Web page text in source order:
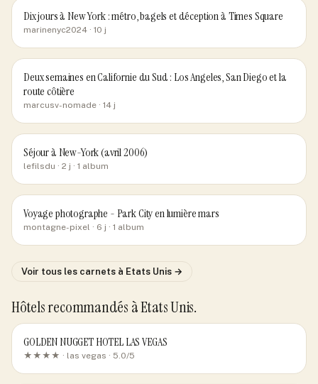
Dix jours à New York : métro, bagels et déception à Times Square
marinenyc2024 · 10 j
Deux semaines en Californie du Sud : Los Angeles, San Diego et la
route côtière
marcusv-nomade · 14 j
Séjour à New-York (avril 2006)
lefilsdu · 2 j · 1 album
Voyage photographe - Park City en lumière mars
montagne-pixel · 6 j · 1 album
Voir tous les carnets à Etats Unis →
Hôtels recommandés à Etats Unis.
GOLDEN NUGGET HOTEL LAS VEGAS
★★★★ · las vegas · 5.0/5